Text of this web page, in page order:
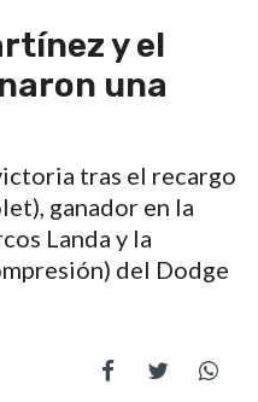
y el
una
tras el recargo
ganador en la
Landa y la
del Dodge